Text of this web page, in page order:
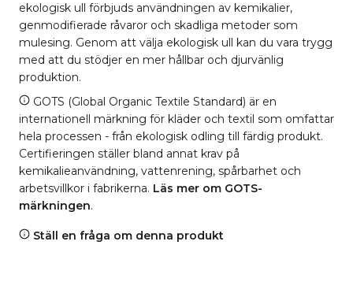
ekologisk ull förbjuds användningen av kemikalier,
genmodifierade råvaror och skadliga metoder som
mulesing. Genom att välja ekologisk ull kan du vara trygg
med att du stödjer en mer hållbar och djurvänlig
produktion.
GOTS (Global Organic Textile Standard) är en
internationell märkning för kläder och textil som omfattar
hela processen - från ekologisk odling till färdig produkt.
Certifieringen ställer bland annat krav på
kemikalieanvändning, vattenrening, spårbarhet och
arbetsvillkor i fabrikerna. Läs mer om GOTS-
märkningen.
Ställ en fråga om denna produkt